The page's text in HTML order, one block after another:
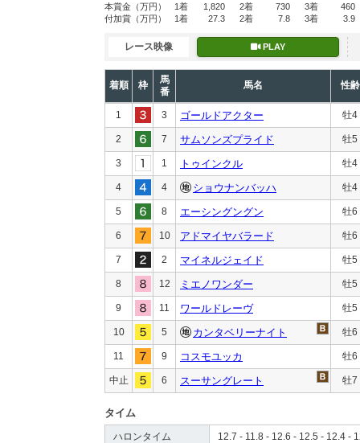
本賞金 （万円） 1着 1,820 2着 730 3着
460
付加賞 （万円） 1着 27.3 2着 7.8 3着 3.9
レース映像 PLAY
着順 枠
馬
番
馬名 性齢
1 3 ゴールドアクター 牡4
2 7 サムソンズプライド 牡5
3 1 トゥインクル 牡4
4 4 ショウナンバッハ 牡4
5 8 エーシングングン 牡6
6 10 アドマイヤバラード 牡6
7 2 マイネルジェイド 牡5
8 12 ミエノワンダー 牡5
9 11 ワールドレーヴ 牡5
10 5 カンタベリーナイト 牡6
11 9 コスモユッカ 牡6
中止 6 スーサングレート 牡7
タイム
ハロンタイム 12.7 - 11.8 - 12.6 - 12.5 - 12.4 -